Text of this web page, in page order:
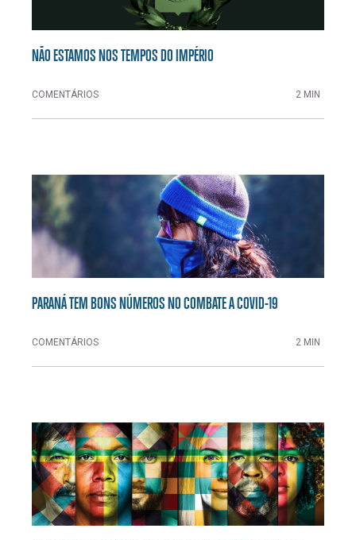
NÃO ESTAMOS NOS TEMPOS DO IMPÉRIO
COMENTÁRIOS 2 MIN
PARANÁ TEM BONS NÚMEROS NO COMBATE A COVID-19
COMENTÁRIOS 2 MIN